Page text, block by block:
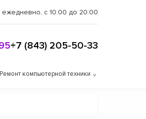
ежедневно, с 10:00 до 20:00
+7 (843) 205-50-33
Ремонт компьютерной техники